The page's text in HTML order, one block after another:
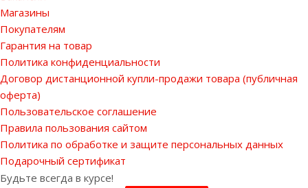
Магазины
Покупателям
Гарантия на товар
Политика конфиденциальности
Договор дистанционной купли-продажи товара (публичная
оферта)
Пользовательское соглашение
Правила пользования сайтом
Политика по обработке и защите персональных данных
Подарочный сертификат
Будьте всегда в курсе!